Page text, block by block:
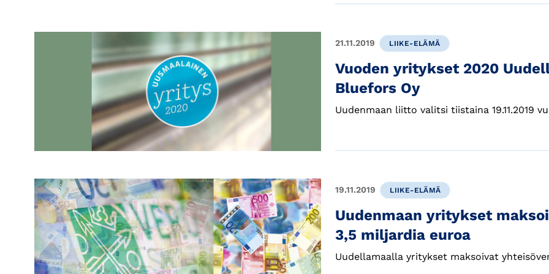
21.11.2019 LIIKE-ELÄMÄ
Vuoden yritykset 2020
Bluefors Oy
Uudenmaan liitto valitsi tiistaina 19.11.2019
19.11.2019 LIIKE-ELÄMÄ
Uudenmaan yritykset
3,5 miljardia euroa
Uudellamaalla yritykset maksoivat